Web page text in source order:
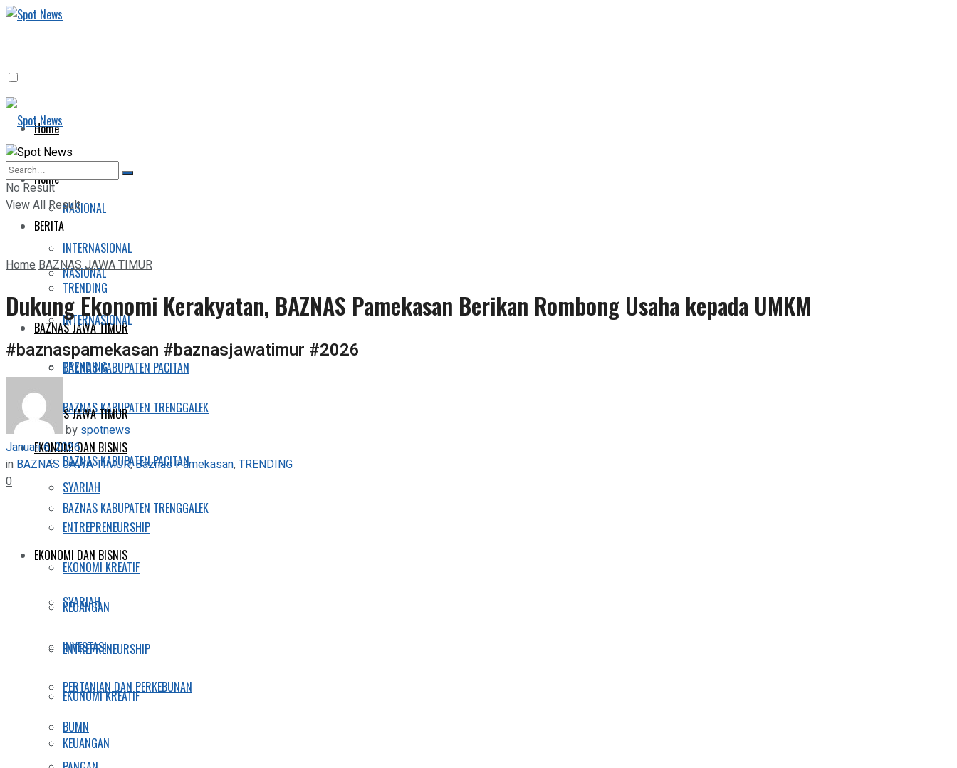
Home
BERITA
NASIONAL
INTERNASIONAL
TRENDING
BAZNAS JAWA TIMUR
BAZNAS KABUPATEN PACITAN
BAZNAS KABUPATEN TRENGGALEK
EKONOMI DAN BISNIS
SYARIAH
ENTREPRENEURSHIP
EKONOMI KREATIF
KEUANGAN
INVESTASI
PERTANIAN DAN PERKEBUNAN
BUMN
Home
BERITA
NASIONAL
INTERNASIONAL
TRENDING
BAZNAS JAWA TIMUR
BAZNAS KABUPATEN PACITAN
BAZNAS KABUPATEN TRENGGALEK
EKONOMI DAN BISNIS
SYARIAH
ENTREPRENEURSHIP
EKONOMI KREATIF
KEUANGAN
No Result
View All Result
HomeBAZNAS JAWA TIMUR
Dukung Ekonomi Kerakyatan, BAZNAS Pamekasan Berikan Rombong Usaha kepada UMKM
#baznaspamekasan #baznasjawatimur #2026
by spotnews
Januari 6, 2026
in BAZNAS JAWA TIMUR,Baznas Pamekasan,TRENDING
0